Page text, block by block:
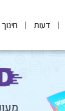
דעות חינוך